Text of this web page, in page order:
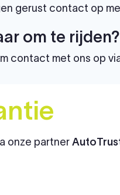
gerust contact op
om te rijden?
contact met ons op
onze partner